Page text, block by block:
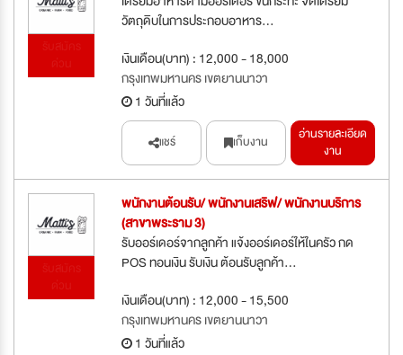
วัตถุดิบในการประกอบอาหาร...
เงินเดือน(บาท) : 12,000 - 18,000
กรุงเทพมหานคร เขตยานนาวา
1 วันที่แล้ว
แชร์ เก็บงาน
อ่านรายละเอียด
งาน
พนักงานต้อนรับ/ พนักงานเสริฟ/ พนักงานบริการ
(สาขาพระราม 3)
รับออร์เดอร์จากลูกค้า แจ้งออร์เดอร์ให้ในครัว กด
POS ทอนเงิน รับเงิน ต้อนรับลูกค้า...
เงินเดือน(บาท) : 12,000 - 15,500
กรุงเทพมหานคร เขตยานนาวา
1 วันที่แล้ว